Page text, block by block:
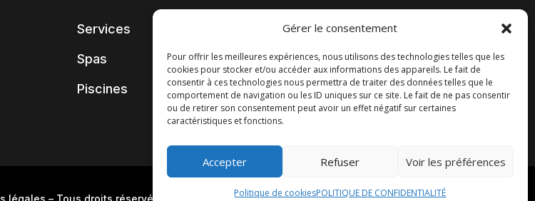
Gérer le consentement
Pour offrir les meilleures expériences, nous utilisons des technologies telles que les
cookies pour stocker et/ou accéder aux informations des appareils. Le fait de
consentir à ces technologies nous permettra de traiter des données telles que le
comportement de navigation ou les ID uniques sur ce site. Le fait de ne pas consentir
ou de retirer son consentement peut avoir un effet négatif sur certaines
caractéristiques et fonctions.
Accepter Refuser Voir les préférences
Politique de cookiesPOLITIQUE DE CONFIDENTIALITÉ
Services
Spas
Piscines
Accueil
Contact
Blog